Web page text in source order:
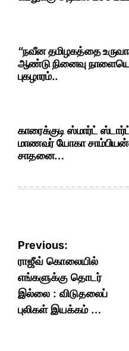
“நவீன தமிழகத்தை
ஆண்டு நினைவு
புகழாரம்..
காரைக்குடி ஸ்மார்ட்
மாணவர் யோகா
சாதனை…
Post
navigation
Previous:
ராஜீவ் கொலையில்
எங்களுக்கு தொடர்
இல்லை : விடுதலைப்
புலிகள் இயக்கம் …